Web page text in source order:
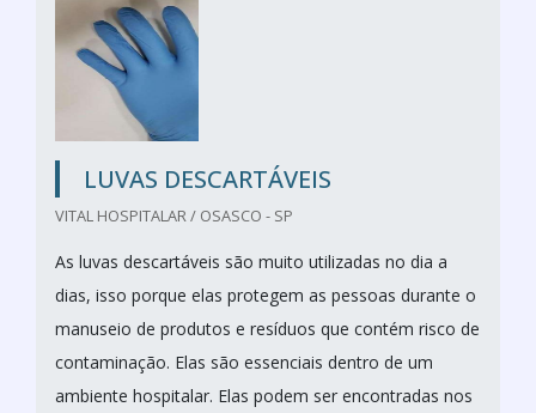
LUVAS DESCARTÁVEIS
VITAL HOSPITALAR / OSASCO - SP
As luvas descartáveis são muito utilizadas no dia a
dias, isso porque elas protegem as pessoas durante o
manuseio de produtos e resíduos que contém risco de
contaminação. Elas são essenciais dentro de um
ambiente hospitalar. Elas podem ser encontradas nos